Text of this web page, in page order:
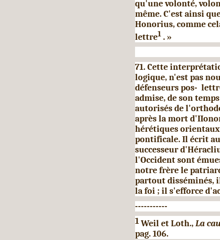
qu'une volonté,
même. C'est ainsi
Honorius, comme
lettre1 . »
71. Cette
logique, n'est pas
défenseurs pos-
admise, de son
autorisés de
après la mort
hérétiques
pontificale. Il écrit
successeur
l'Occi­dent sont
notre frère le
partout disséminés,
la foi ; il s'efforce
-----------
1Weil et Loth.,La
pag. 106.